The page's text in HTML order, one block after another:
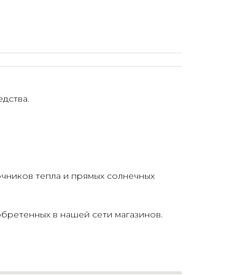
тепла и прямых солнечных
в нашей сети магазинов.